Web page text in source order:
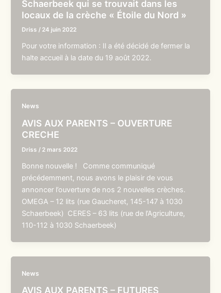
Schaerbeek qui se trouvait dans les
locaux de la crèche « Étoile du Nord »
Driss / 24 juin 2022
Pour votre information : Il a été décidé de fermer la
halte accueil à la date du 19 août 2022.
News
AVIS AUX PARENTS – OUVERTURE
CRECHE
Driss / 2 mars 2022
Bonne nouvelle ! Comme communiqué
précédemment, nous avons le plaisir de vous
annoncer l’ouverture de nos 2 nouvelles crèches.
OMEGA – 12 lits (rue Gaucheret, 145-147 à 1030
Schaerbeek) CERES – 63 lits (rue de l’Agriculture,
110-112 à 1030 Schaerbeek)
News
AVIS AUX PARENTS – FUTURES